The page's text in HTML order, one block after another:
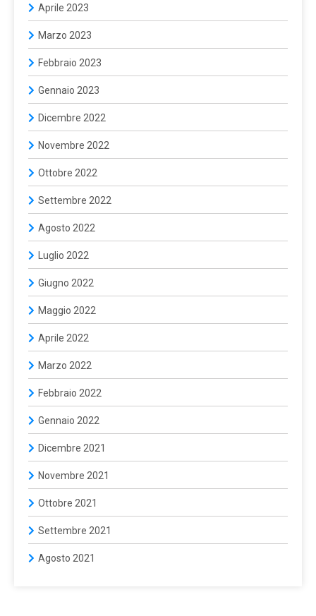
Aprile 2023
Marzo 2023
Febbraio 2023
Gennaio 2023
Dicembre 2022
Novembre 2022
Ottobre 2022
Settembre 2022
Agosto 2022
Luglio 2022
Giugno 2022
Maggio 2022
Aprile 2022
Marzo 2022
Febbraio 2022
Gennaio 2022
Dicembre 2021
Novembre 2021
Ottobre 2021
Settembre 2021
Agosto 2021